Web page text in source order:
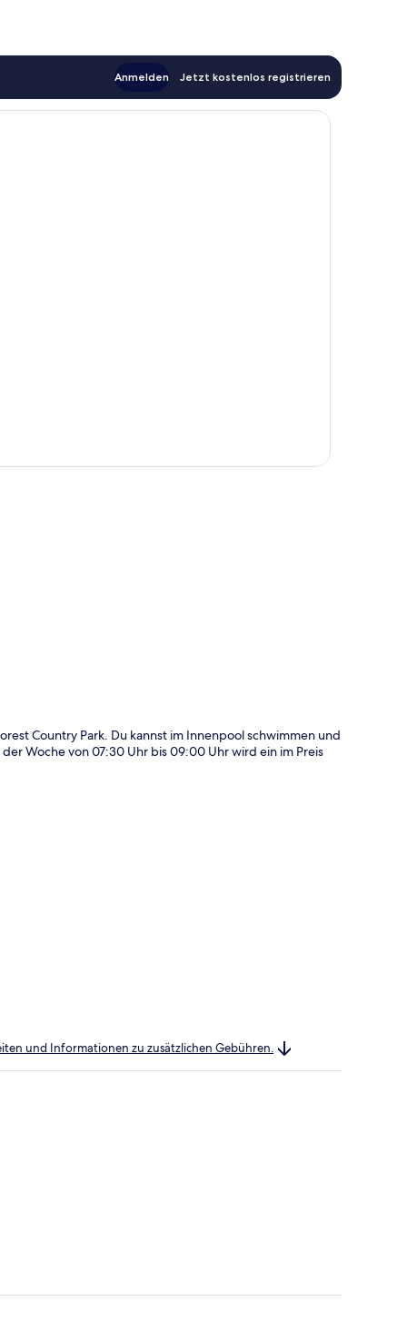
Anmelden Jetzt kostenlos registrieren
Country Park. Du kannst im Innenpool schwimmen und
Woche von 07:30 Uhr bis 09:00 Uhr wird ein im Preis
und Informationen zu zusätzlichen Gebühren.